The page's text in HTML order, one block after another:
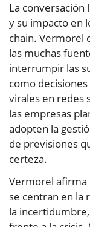
La conversación
y su impacto en
chain. Vermorel
las muchas
interrumpir las
como
virales en redes
las empresas
adopten la
de previsiones
certeza.
Vermorel afirma
se centran en la
la